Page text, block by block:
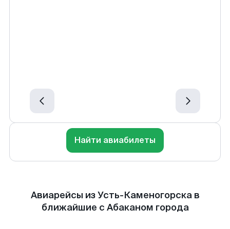
Найти авиабилеты
Авиарейсы из Усть-Каменогорска в
ближайшие с Абаканом города